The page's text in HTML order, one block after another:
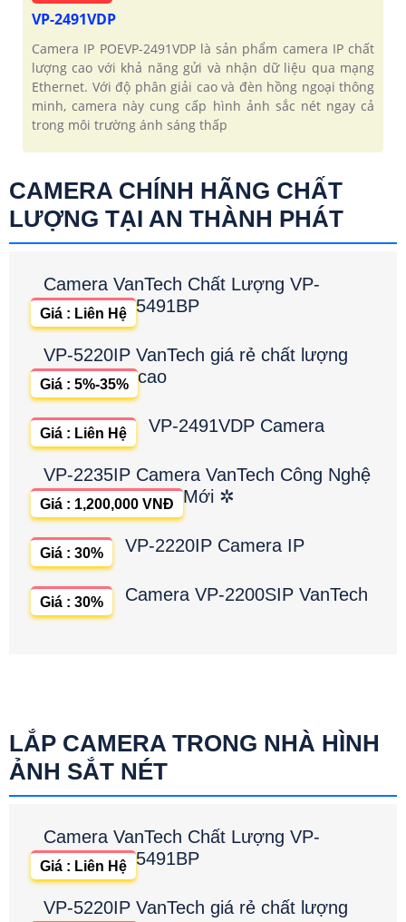
VP-2491VDP
Camera IP POEVP-2491VDP là sản phẩm camera IP chất
lượng cao với khả năng gửi và nhận dữ liệu qua mạng
Ethernet. Với độ phân giải cao và đèn hồng ngoại thông
minh, camera này cung cấp hình ảnh sắc nét ngay cả
trong môi trường ánh sáng thấp
CAMERA CHÍNH HÃNG CHẤT
LƯỢNG TẠI AN THÀNH PHÁT
Camera VanTech Chất Lượng VP-
5491BP
Giá : Liên Hệ
VP-5220IP VanTech giá rẻ chất lượng
cao
Giá : 5%-35%
VP-2491VDP Camera
Giá : Liên Hệ
VP-2235IP Camera VanTech Công Nghệ
Mới ✲
Giá : 1,200,000 VNĐ
VP-2220IP Camera IP
Giá : 30%
Camera VP-2200SIP VanTech
Giá : 30%
LẮP CAMERA TRONG NHÀ HÌNH
ẢNH SẮT NÉT
Camera VanTech Chất Lượng VP-
5491BP
Giá : Liên Hệ
VP-5220IP VanTech giá rẻ chất lượng